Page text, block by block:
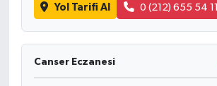
Yol Tarifi Al 0 (212) 655 54 11
Canser Eczanesi